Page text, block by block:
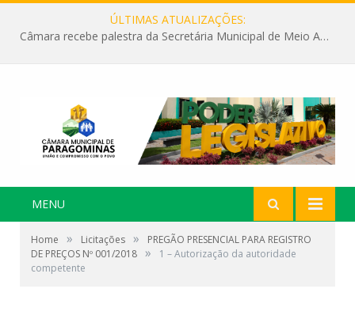
ÚLTIMAS ATUALIZAÇÕES:
Câmara recebe palestra da Secretária Municipal de Meio Ambiente sobre as ações da “SEMANA DO MEIO AMBIENTE”
MENU
Home » Licitações »
PREGÃO PRESENCIAL PARA REGISTRO
DE PREÇOS Nº 001/2018 »
1 – Autorização da autoridade
competente